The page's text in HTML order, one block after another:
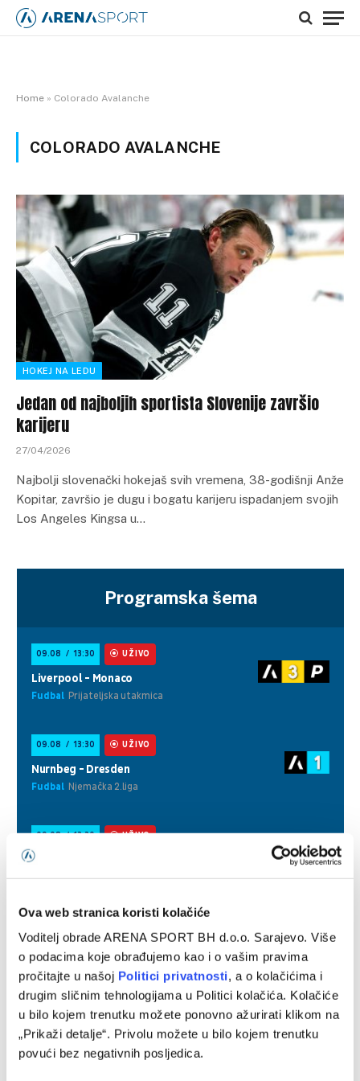
Ova web stranica koristi kolačiće
Voditelj obrade ARENA SPORT BH d.o.o. Sarajevo. Više
o podacima koje obrađujemo kao i o vašim pravima
pročitajte u našoj Politici privatnosti, a o kolačićima i
drugim sličnim tehnologijama u Politici kolačića. Kolačiće
u bilo kojem trenutku možete ponovno ažurirati klikom na
„Prikaži detalje“. Privolu možete u bilo kojem trenutku
povući bez negativnih posljedica.
Home » Colorado Avalanche
COLORADO AVALANCHE
HOKEJ NA LEDU
Jedan od najboljih sportista Slovenije završio
karijeru
27/04/2026
Najbolji slovenački hokejaš svih vremena, 38-godišnji Anže
Kopitar, završio je dugu i bogatu karijeru ispadanjem svojih
Los Angeles Kingsa u…
Programska šema